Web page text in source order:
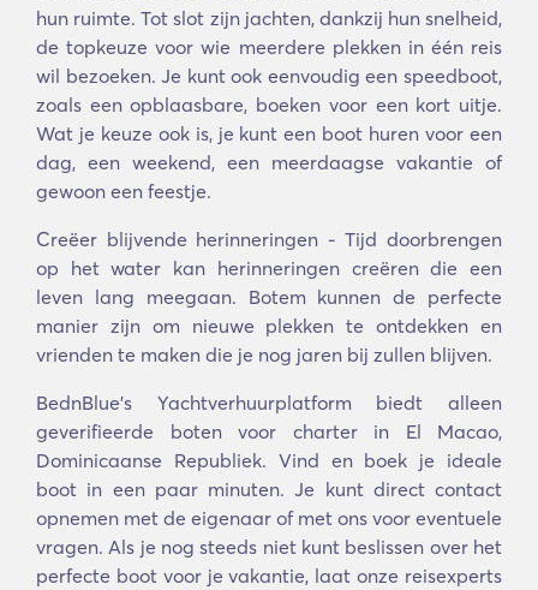
hun ruimte. Tot slot zijn jachten, dankzij hun snelheid,
de topkeuze voor wie meerdere plekken in één reis
wil bezoeken. Je kunt ook eenvoudig een speedboot,
zoals een opblaasbare, boeken voor een kort uitje.
Wat je keuze ook is, je kunt een boot huren voor een
dag, een weekend, een meerdaagse vakantie of
gewoon een feestje.
Creëer blijvende herinneringen - Tijd doorbrengen
op het water kan herinneringen creëren die een
leven lang meegaan. Botem kunnen de perfecte
manier zijn om nieuwe plekken te ontdekken en
vrienden te maken die je nog jaren bij zullen blijven.
BednBlue's Yachtverhuurplatform biedt alleen
geverifieerde boten voor charter in El Macao,
Dominicaanse Republiek. Vind en boek je ideale
boot in een paar minuten. Je kunt direct contact
opnemen met de eigenaar of met ons voor eventuele
vragen. Als je nog steeds niet kunt beslissen over het
perfecte boot voor je vakantie, laat onze reisexperts